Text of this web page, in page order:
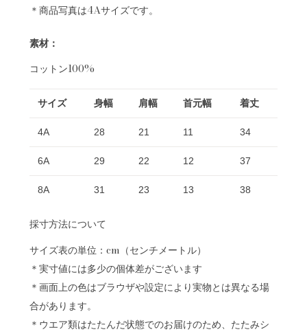
＊商品写真は4Aサイズです。
素材：
コットン100%
サイズ 身幅 肩幅 首元幅 着丈
4A 28 21 11 34
6A 29 22 12 37
8A 31 23 13 38
採寸方法について
サイズ表の単位：cm（センチメートル）
＊実寸値には多少の個体差がございます
＊画面上の色はブラウザや設定により実物とは異なる場
合があります。
＊ウエア類はたたんだ状態でのお届けのため、たたみシ